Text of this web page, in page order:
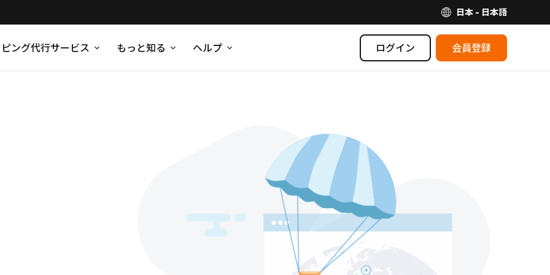
日本 - 日本語
ング代行サービス もっと知る ヘルプ ログイン 会員登録